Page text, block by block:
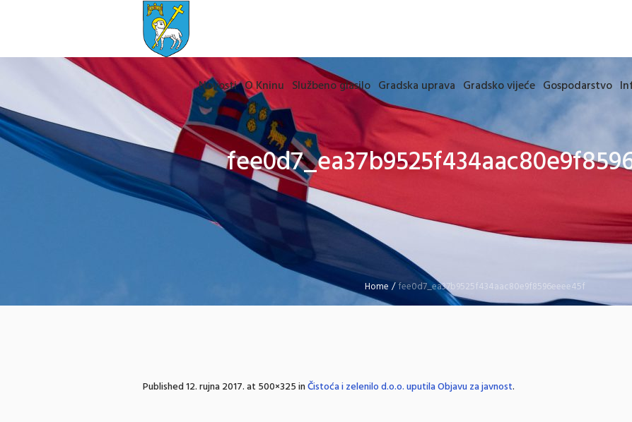
Novosti O Kninu Službeno glasilo Gradska uprava Gradsko vijeće Gospodarstvo
Home /fee0d7_ea37b9525f434aac80e9f8596eeee45f
Published12. rujna 2017.at 500×325 inČistoća i zelenilo d.o.o. uputila Objavu za javnost.